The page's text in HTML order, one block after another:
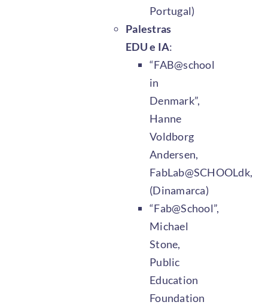
Portugal)
Palestras
EDU e IA:
“FAB@school
in
Denmark”,
Hanne
Voldborg
Andersen,
FabLab@SCHOOLdk,
(Dinamarca)
“Fab@School”,
Michael
Stone,
Public
Education
Foundation